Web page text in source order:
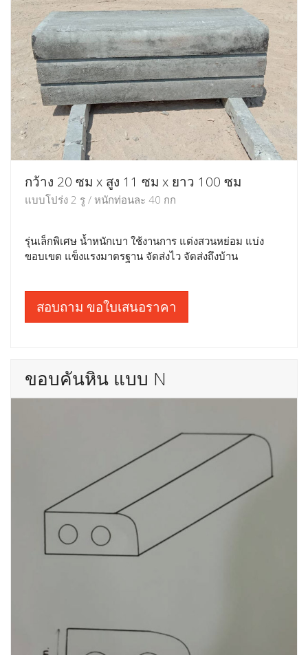
กว้าง 20 ซม x สูง 11 ซม x ยาว 100 ซม
แบบโปร่ง 2 รู / หนักท่อนละ 40 กก
รุ่นเล็กพิเศษ น้ำหนักเบา ใช้งานการ แต่งสวนหย่อม แบ่ง
ขอบเขต แข็งแรงมาตรฐาน จัดส่งไว จัดส่งถึงบ้าน
สอบถาม ขอใบเสนอราคา
ขอบคันหิน แบบ N